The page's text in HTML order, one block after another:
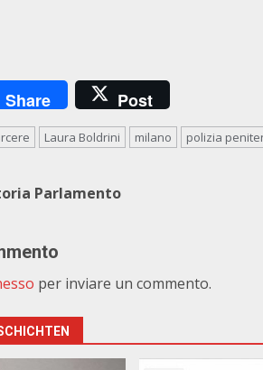
Share Post
Laura Boldrini milano polizia
Parlamento
per inviare un commento.